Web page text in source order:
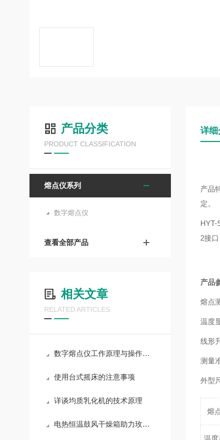
产品分类
PRODUCT CLASSIFICATION
熔点仪系列
数字熔点仪
查看全部产品
相关文章
RELATED ARTICLES
数字熔点仪工作原理与操作要点
使用台式摇床的注意事项
详谈均质乳化机的技术原理
电热恒温鼓风干燥箱助力玫瑰花高效干燥
详细
产品
定。
HYT-
2接
产品
熔点
温度
线形
测量
外型
熔
温